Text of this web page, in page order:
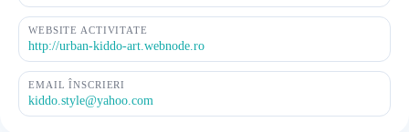
WEBSITE ACTIVITATE
http://urban-kiddo-art.webnode.ro
EMAIL ÎNSCRIERI
kiddo.style@yahoo.com